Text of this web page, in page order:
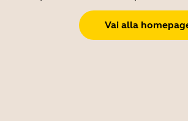
Vai alla